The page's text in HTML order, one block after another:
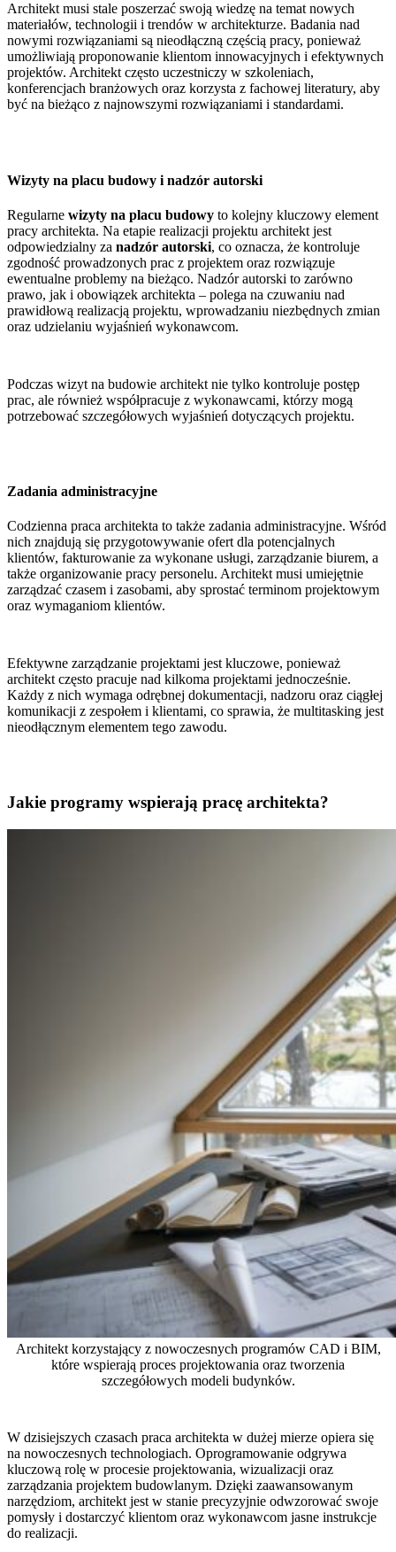
Architekt musi stale poszerzać swoją wiedzę na temat nowych
materiałów, technologii i trendów w architekturze. Badania nad
nowymi rozwiązaniami są nieodłączną częścią pracy, ponieważ
umożliwiają proponowanie klientom innowacyjnych i efektywnych
projektów. Architekt często uczestniczy w szkoleniach,
konferencjach branżowych oraz korzysta z fachowej literatury, aby
być na bieżąco z najnowszymi rozwiązaniami i standardami.
Wizyty na placu budowy i nadzór autorski
Regularne wizyty na placu budowy to kolejny kluczowy element
pracy architekta. Na etapie realizacji projektu architekt jest
odpowiedzialny za nadzór autorski, co oznacza, że kontroluje
zgodność prowadzonych prac z projektem oraz rozwiązuje
ewentualne problemy na bieżąco. Nadzór autorski to zarówno
prawo, jak i obowiązek architekta – polega na czuwaniu nad
prawidłową realizacją projektu, wprowadzaniu niezbędnych zmian
oraz udzielaniu wyjaśnień wykonawcom.
Podczas wizyt na budowie architekt nie tylko kontroluje postęp
prac, ale również współpracuje z wykonawcami, którzy mogą
potrzebować szczegółowych wyjaśnień dotyczących projektu.
Zadania administracyjne
Codzienna praca architekta to także zadania administracyjne. Wśród
nich znajdują się przygotowywanie ofert dla potencjalnych
klientów, fakturowanie za wykonane usługi, zarządzanie biurem, a
także organizowanie pracy personelu. Architekt musi umiejętnie
zarządzać czasem i zasobami, aby sprostać terminom projektowym
oraz wymaganiom klientów.
Efektywne zarządzanie projektami jest kluczowe, ponieważ
architekt często pracuje nad kilkoma projektami jednocześnie.
Każdy z nich wymaga odrębnej dokumentacji, nadzoru oraz ciągłej
komunikacji z zespołem i klientami, co sprawia, że multitasking jest
nieodłącznym elementem tego zawodu.
Jakie programy wspierają pracę architekta?
Architekt korzystający z nowoczesnych programów CAD i BIM,
które wspierają proces projektowania oraz tworzenia
szczegółowych modeli budynków.
W dzisiejszych czasach praca architekta w dużej mierze opiera się
na nowoczesnych technologiach. Oprogramowanie odgrywa
kluczową rolę w procesie projektowania, wizualizacji oraz
zarządzania projektem budowlanym. Dzięki zaawansowanym
narzędziom, architekt jest w stanie precyzyjnie odwzorować swoje
pomysły i dostarczyć klientom oraz wykonawcom jasne instrukcje
do realizacji.